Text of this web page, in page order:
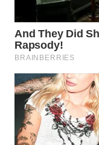
SERDANG
WN
TEBING
TINGGI
WN
PAKPAK
WN